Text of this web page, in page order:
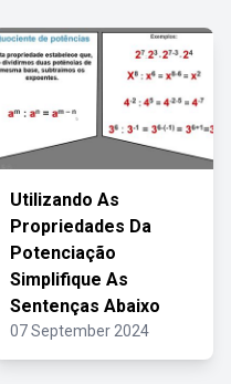
Utilizando As
Propriedades Da
Potenciação
Simplifique As
Sentenças Abaixo
07 September 2024